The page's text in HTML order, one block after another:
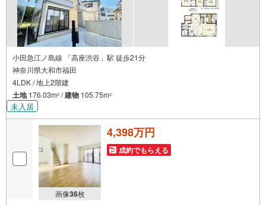
小田急江ノ島線 「高座渋谷」駅 徒歩21分
神奈川県大和市福田
4LDK / 地上2階建
土地176.03m2 /建物 105.75m2
未入居
画像36枚
4,398万円
成約でもらえる